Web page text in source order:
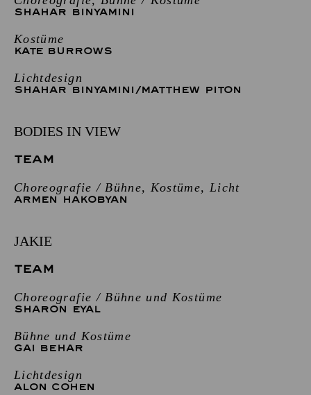
SHAHAR BINYAMINI
Kostüme
KATE BURROWS
Lichtdesign
SHAHAR BINYAMINI /MATTHEW PITON
BODIES IN VIEW
TEAM
Choreografie / Bühne, Kostüme, Licht
ARMEN HAKOBYAN
JAKIE
TEAM
Choreografie / Bühne und Kostüme
SHARON EYAL
Bühne und Kostüme
GAI BEHAR
Lichtdesign
ALON COHEN